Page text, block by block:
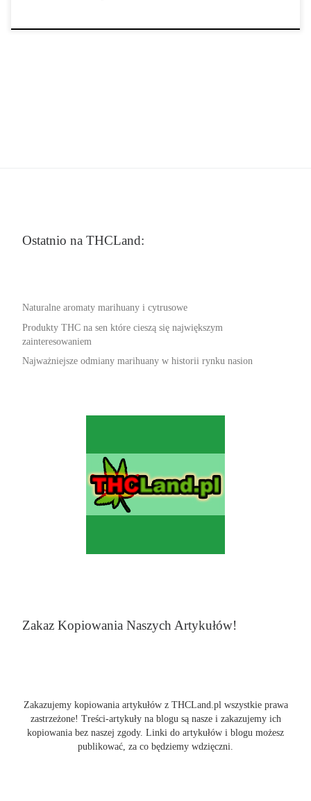
Ostatnio na THCLand:
Naturalne aromaty marihuany i cytrusowe
Produkty THC na sen które cieszą się największym
zainteresowaniem
Najważniejsze odmiany marihuany w historii rynku nasion
Zakaz Kopiowania Naszych Artykułów!
Zakazujemy kopiowania artykułów z THCLand.pl wszystkie prawa
zastrzeżone! Treści-artykuły na blogu są nasze i zakazujemy ich
kopiowania bez naszej zgody. Linki do artykułów i blogu możesz
publikować, za co będziemy wdzięczni.